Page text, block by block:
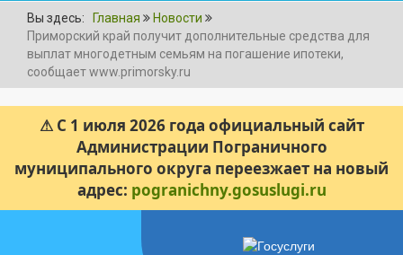
Вы здесь: Главная
Новости
Приморский край получит дополнительные средства для
выплат многодетным семьям на погашение ипотеки,
сообщает www.primorsky.ru
⚠ С 1 июля 2026 года официальный сайт
Администрации Пограничного
муниципального округа переезжает на новый
адрес: pogranichny.gosuslugi.ru